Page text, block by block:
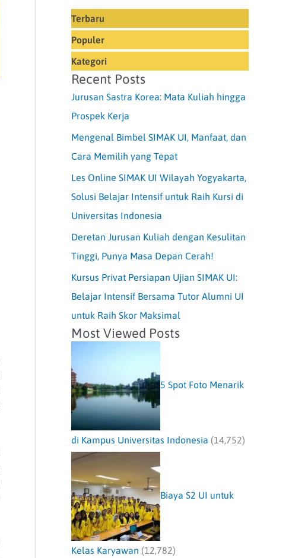
Terbaru
Populer
Kategori
Recent Posts
Jurusan Sastra Korea: Mata Kuliah hingga
Prospek Kerja
Mengenal Bimbel SIMAK UI, Manfaat, dan
Cara Memilih yang Tepat
Les Online SIMAK UI Wilayah Yogyakarta,
Solusi Belajar Intensif untuk Raih Kursi di
Universitas Indonesia
Deretan Jurusan Kuliah dengan Kesulitan
Tinggi, Punya Masa Depan Cerah!
Kursus Privat Persiapan Ujian SIMAK UI:
Belajar Intensif Bersama Tutor Alumni UI
untuk Raih Skor Maksimal
Most Viewed Posts
5 Spot Foto Menarik
di Kampus Universitas Indonesia (14,752)
Biaya S2 UI untuk
Kelas Karyawan (12,782)